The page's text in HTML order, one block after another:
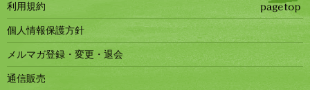
利用規約
個人情報保護方針
メルマガ登録・変更・退会
通信販売